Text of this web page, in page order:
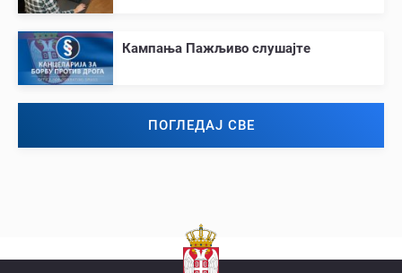
Кампања Пажљиво слушајте
ПОГЛЕДАЈ СВЕ